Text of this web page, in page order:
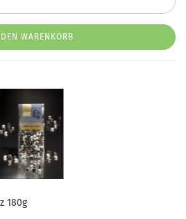
DEN WARENKORB
180g